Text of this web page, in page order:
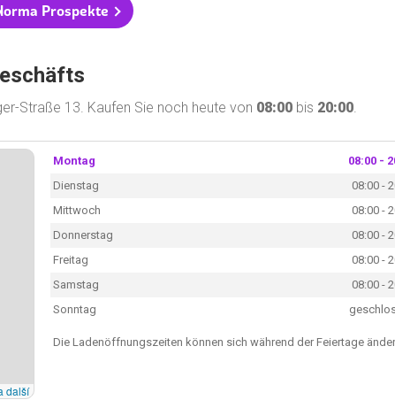
Prospekte
Straße 13. Kaufen Sie noch heute von 08:00 bis 20:00
další
Montag
08:00 -
Dienstag
08:00 -
Mittwoch
08:00 -
Donnerstag
08:00 -
Freitag
08:00 -
Samstag
08:00 -
Sonntag
Die Ladenöffnungszeiten können sich während der Feiertage